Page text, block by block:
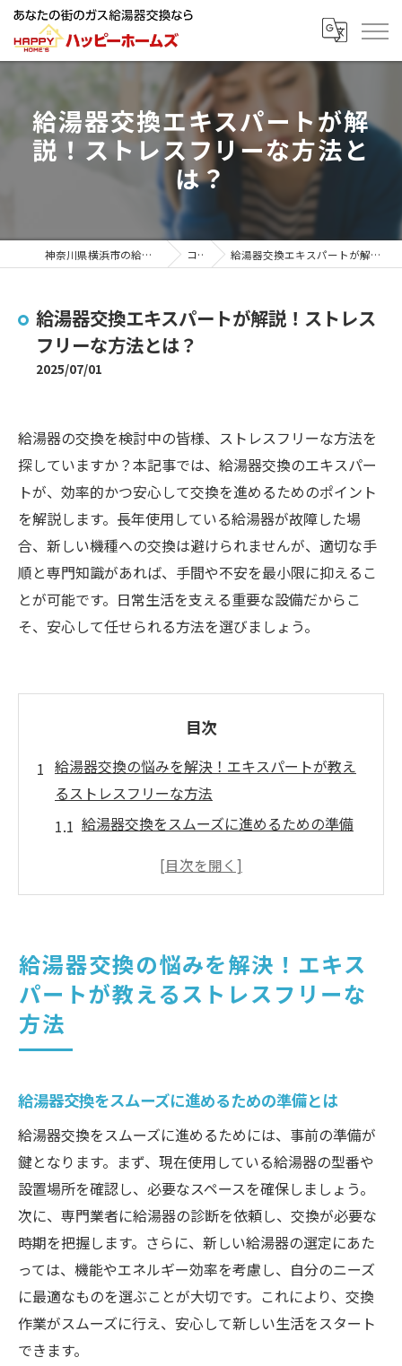
給湯器交換エキスパートが解
説！ストレスフリーな方法と
は？
神奈川県横浜市の給湯器ならハッピーホームズ コラム 給湯器交換エキスパートが解説！ストレスフリーな方法とは？
給湯器交換エキスパートが解説！ストレス
フリーな方法とは？
2025/07/01
給湯器の交換を検討中の皆様、ストレスフリーな方法を
探していますか？本記事では、給湯器交換のエキスパー
トが、効率的かつ安心して交換を進めるためのポイント
を解説します。長年使用している給湯器が故障した場
合、新しい機種への交換は避けられませんが、適切な手
順と専門知識があれば、手間や不安を最小限に抑えるこ
とが可能です。日常生活を支える重要な設備だからこ
そ、安心して任せられる方法を選びましょう。
目次
給湯器交換の悩みを解決！エキスパートが教え
るストレスフリーな方法
給湯器交換をスムーズに進めるための準備
最適な給湯器選びのポイントを知る
給湯器交換中に避けるべきトラブルとは
効率的な業者選びで安心の交換を実現
プロが語る給湯器交換の手順とポイントで安心
の生活を手に入れる
給湯器交換のプロセスを理解する
交換作業での安全対策と注意点
給湯器設置の重要なポイント
専門業者に依頼する際のチェックリスト
交換後に確認すべき動作チェック
給湯器交換後の快適生活を保つコツ
給湯器故障時の最適な交換タイミングと成功す
る交換方法
給湯器交換の悩みを解決！エキス
パートが教えるストレスフリーな
方法
給湯器交換をスムーズに進めるための準備とは
給湯器交換をスムーズに進めるためには、事前の準備が
鍵となります。まず、現在使用している給湯器の型番や
設置場所を確認し、必要なスペースを確保しましょう。
次に、専門業者に給湯器の診断を依頼し、交換が必要な
時期を把握します。さらに、新しい給湯器の選定にあた
っては、機能やエネルギー効率を考慮し、自分のニーズ
に最適なものを選ぶことが大切です。これにより、交換
作業がスムーズに行え、安心して新しい生活をスタート
できます。